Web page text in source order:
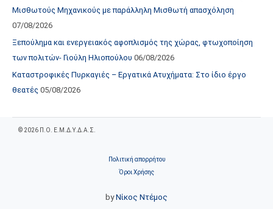
Μισθωτούς Μηχανικούς με παράλληλη Μισθωτή απασχόληση
07/08/2026
Ξεπούλημα και ενεργειακός αφοπλισμός της χώρας, φτωχοποίηση
των πολιτών- Γιούλη Ηλιοπούλου 06/08/2026
Καταστροφικές Πυρκαγιές – Εργατικά Ατυχήματα: Στο ίδιο έργο
θεατές 05/08/2026
© 2026 Π.Ο. Ε.Μ.Δ.Υ.Δ.Α.Σ.
Πολιτική απορρήτου
Όροι Χρήσης
byΝίκος Ντέμος